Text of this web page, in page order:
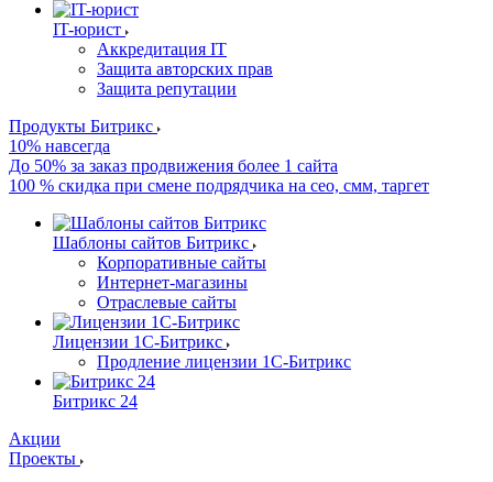
IT-юрист
Аккредитация IT
Защита авторских прав
Защита репутации
Продукты Битрикс
10% навсегда
До 50% за заказ продвижения более 1 сайта
100 % скидка при смене подрядчика на сео, смм, таргет
Шаблоны сайтов Битрикс
Корпоративные сайты
Интернет-магазины
Отраслевые сайты
Лицензии 1С-Битрикс
Продление лицензии 1С-Битрикс
Битрикс 24
Акции
Проекты